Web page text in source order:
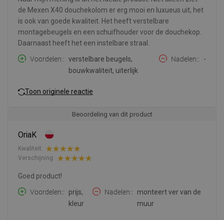
de Mexen X40 douchekolom er erg mooi en luxueus uit, het
is ook van goede kwaliteit. Het heeft verstelbare
montagebeugels en een schuifhouder voor de douchekop.
Daarnaast heeft het een instelbare straal.
Voordelen:
verstelbare beugels,
bouwkwaliteit, uiterlijk
Nadelen: -
Toon originele reactie
Beoordeling van dit product
OriaK
Kwaliteit:
Verschijning:
Goed product!
Voordelen:
prijs,
kleur
Nadelen:
monteert ver van de
muur